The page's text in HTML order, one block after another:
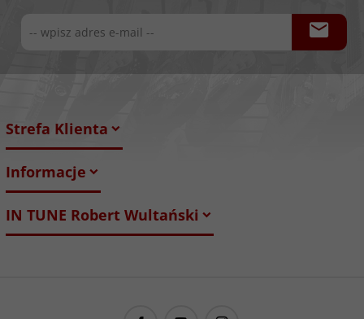
Strefa Klienta
Informacje
IN TUNE Robert Wultański